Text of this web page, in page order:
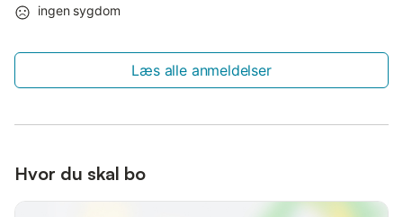
ingen sygdom
Læs alle anmeldelser
Hvor du skal bo